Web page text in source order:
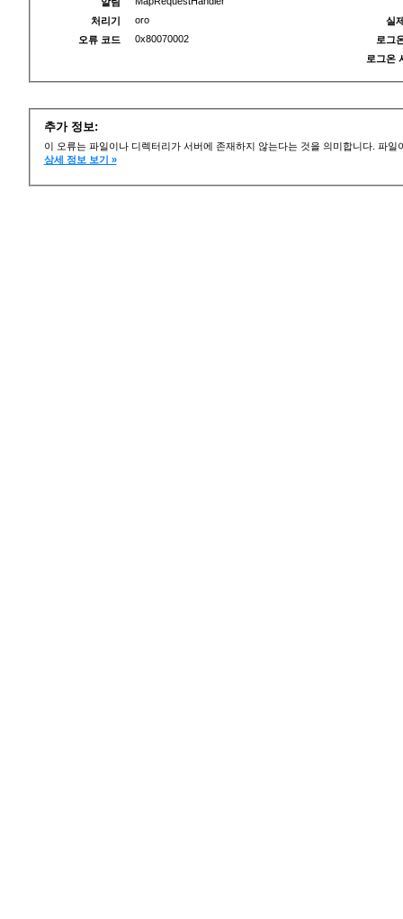
처리기
oro
오류 코드
0x80070002
실
로그
로그온
추가 정보:
이 오류는 파일이나 디렉터리가 서버에 존재하지 않는다는 것을 의미합니다. 파
상세 정보 보기 »